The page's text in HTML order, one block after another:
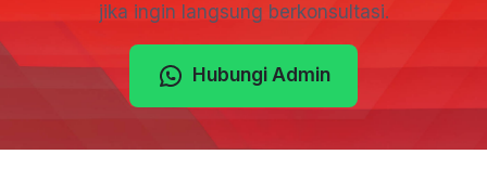
jika ingin langsung berkonsultasi.
Hubungi Admin